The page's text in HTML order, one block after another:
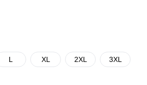
L XL 2XL 3XL